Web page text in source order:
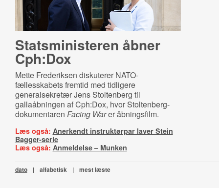
Stats­mi­ni­ste­ren åbner
Cph:Dox
Mette Frederiksen diskuterer NATO-
fællesskabets fremtid med tidligere
generalsekretær Jens Stoltenberg til
gallaåbningen af Cph:Dox, hvor Stoltenberg-
dokumentaren Facing Warer åbningsfilm.
Læs også: Anerkendt instruktørpar laver Stein
Bagger-serie
Læs også: Anmeldelse – Munken
dato | alfabetisk | mest læste